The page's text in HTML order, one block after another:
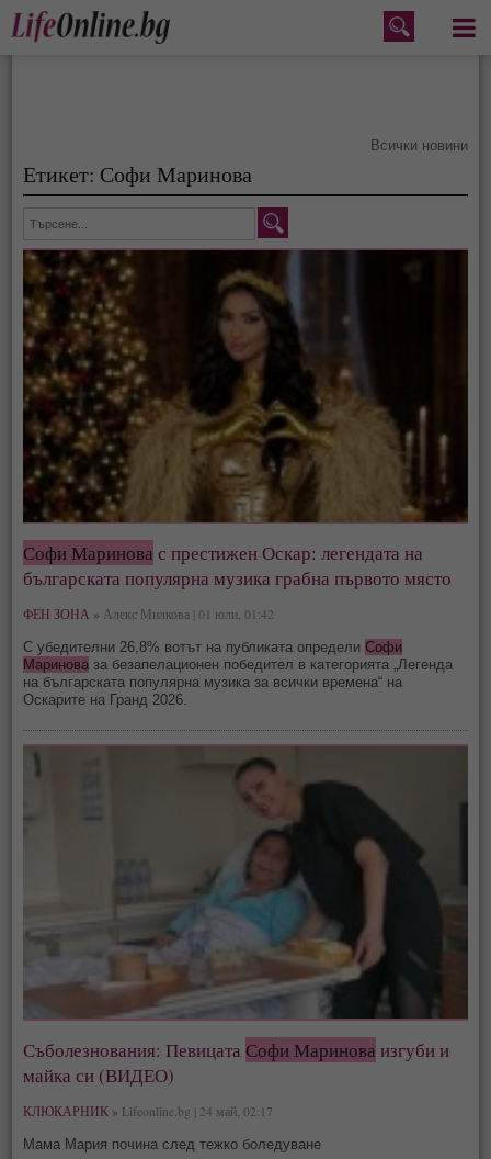
Меню
Всички новини
Етикет: Софи Маринова
Софи Маринова с престижен Оскар: легендата на
българската популярна музика грабна първото място
ФЕН ЗОНА » Алекс Милкова | 01 юли, 01:42
С убедителни 26,8% вотът на публиката определиСофи
Маринова за безапелационен победител в категорията „Легенда
на българската популярна музика за всички времена“ на
Oскарите на Гранд 2026.
Съболезнования: Певицата Софи Маринова изгуби и
майка си (ВИДЕО)
КЛЮКАРНИК » Lifeonline.bg | 24 май, 02:17
Мама Мария почина след тежко боледуване